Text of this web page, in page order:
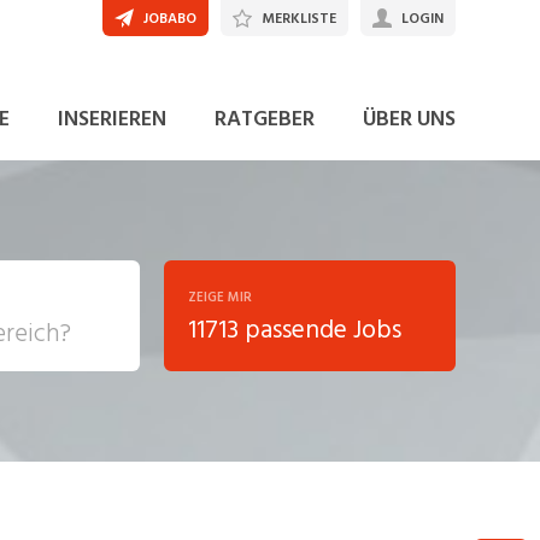
INSERIEREN RATGEBER ÜBER UNS
JOBABO MERKLISTE LOGIN
ZEIGE MIR
11713 passende Jobs